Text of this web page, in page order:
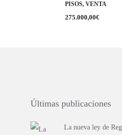
PISOS, VENTA
275.000,00€
Últimas publicaciones
La nueva ley de